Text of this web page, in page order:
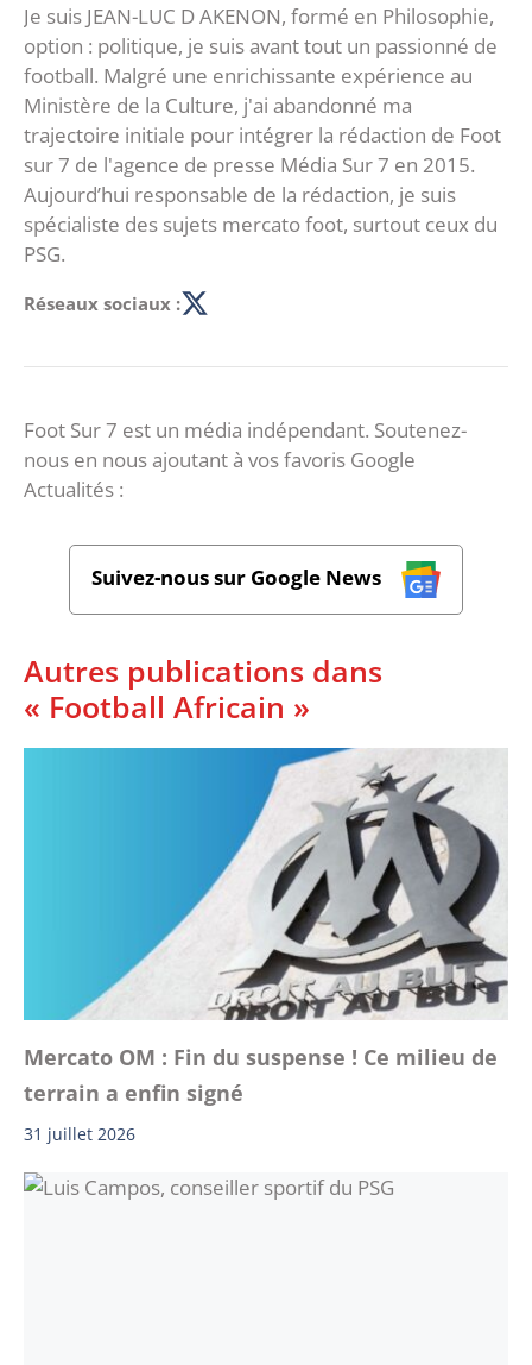
Je suis JEAN-LUC D AKENON, formé en Philosophie,
option : politique, je suis avant tout un passionné de
football. Malgré une enrichissante expérience au
Ministère de la Culture, j'ai abandonné ma
trajectoire initiale pour intégrer la rédaction de Foot
sur 7 de l'agence de presse Média Sur 7 en 2015.
Aujourd’hui responsable de la rédaction, je suis
spécialiste des sujets mercato foot, surtout ceux du
PSG.
Réseaux sociaux :
Foot Sur 7 est un média indépendant. Soutenez-
nous en nous ajoutant à vos favoris Google
Actualités :
Suivez-nous sur Google News
Autres publications dans
« Football Africain »
Mercato OM : Fin du suspense ! Ce milieu de
terrain a enfin signé
31 juillet 2026